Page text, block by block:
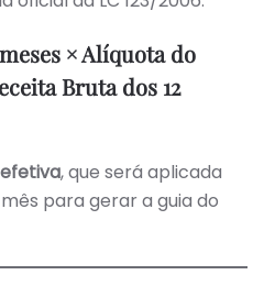
× Alíquota do
Bruta dos 12
, que será aplicada
para gerar a guia do